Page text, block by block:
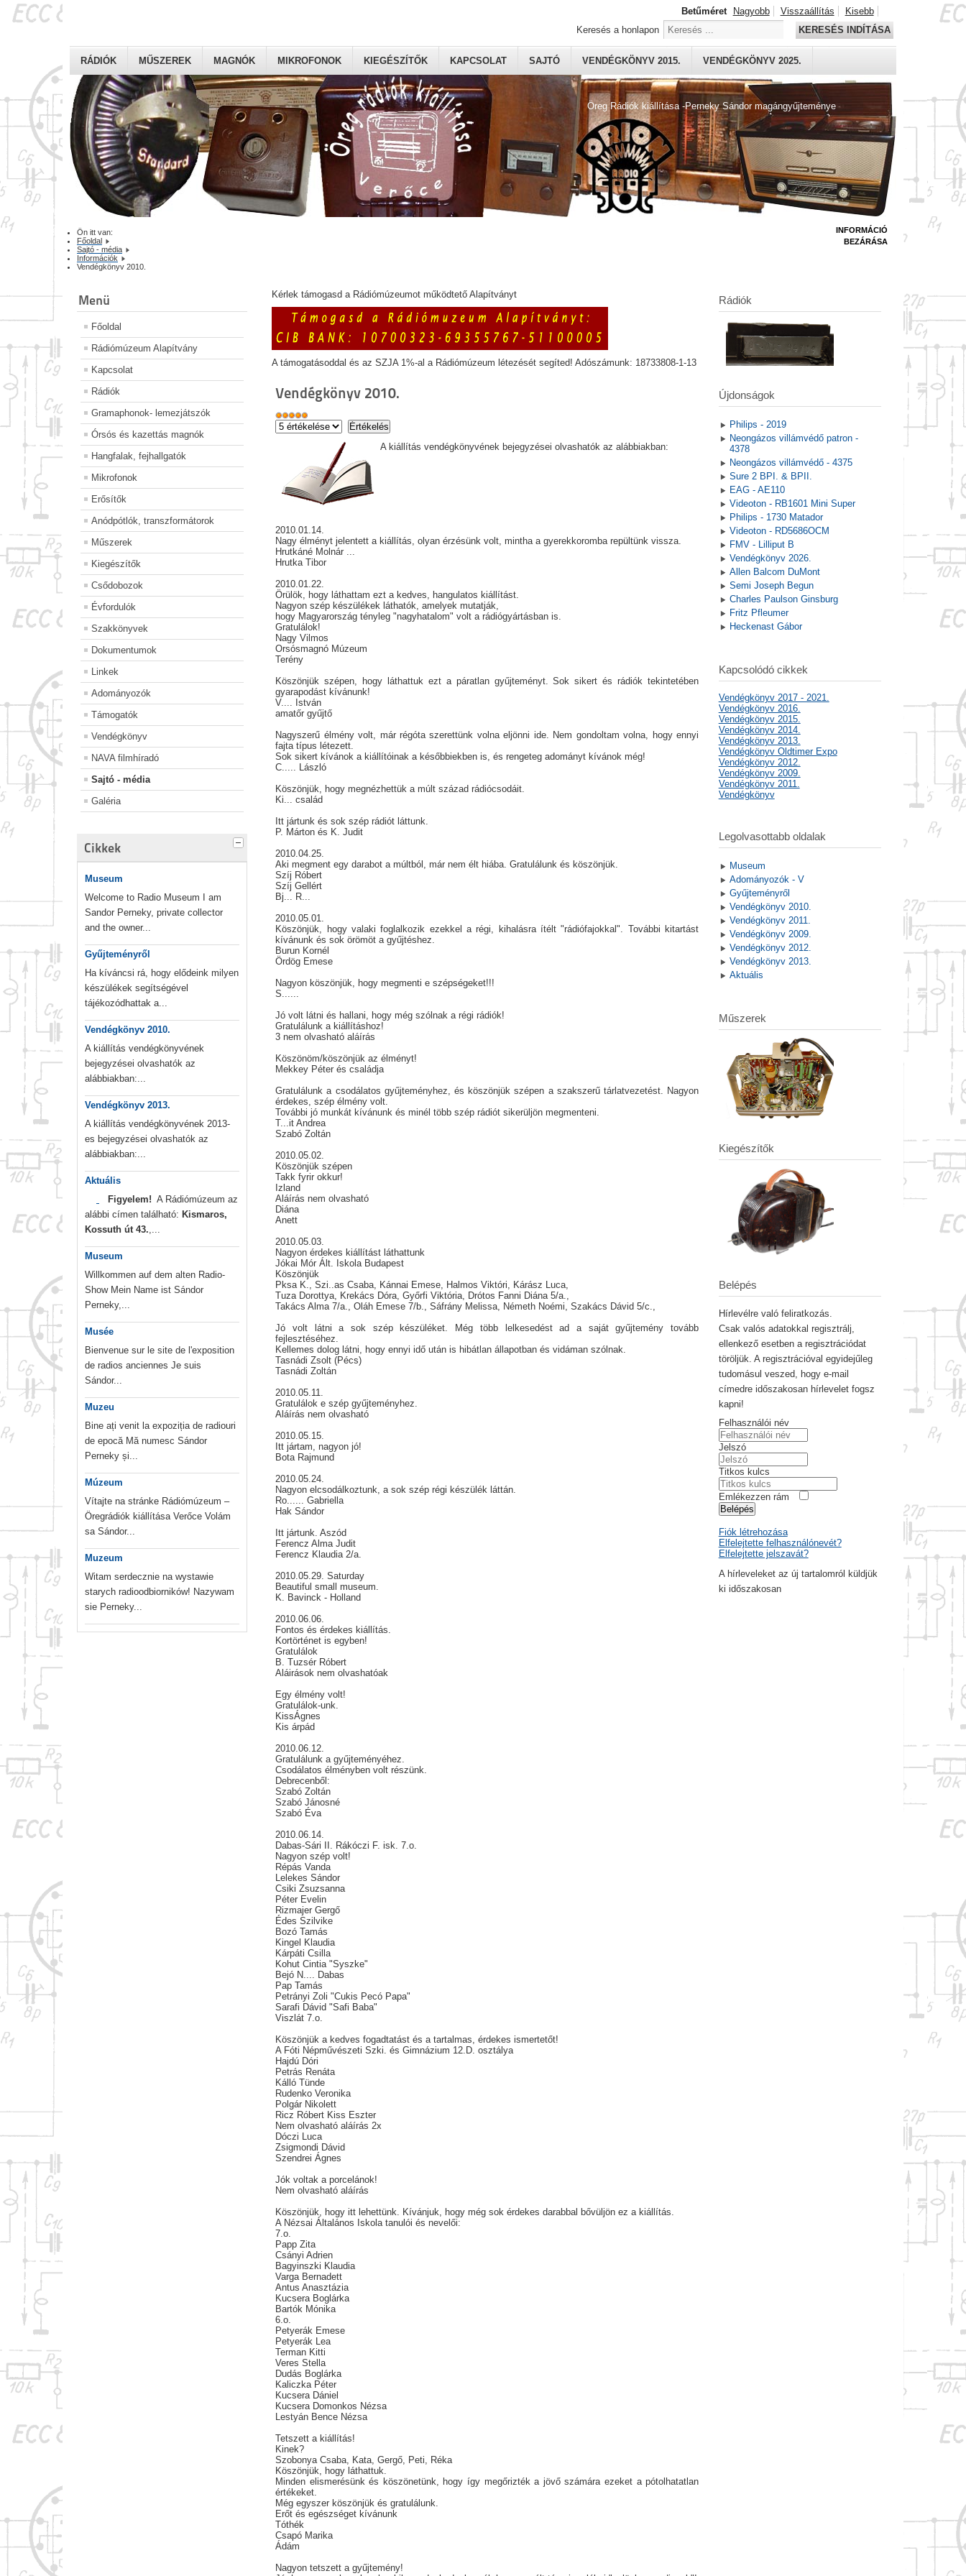
Öreg Rádiók kiállítása -Perneky Sándor magángyűjteménye
RÁDIÓK MŰSZEREK MAGNÓK MIKROFONOK KIEGÉSZÍTŐK KAPCSOLAT SAJTÓ VENDÉGKÖNYV 2015. VENDÉGKÖNYV 2025.
Betűméret Nagyobb Visszaállítás
Kisebb
Keresés a honlapon
KERESÉS INDÍTÁSA
Ön itt van:
Főoldal
Sajtó - média
Információk
Vendégkönyv 2010.
Menü
Főoldal
Rádiómúzeum Alapítvány
Kapcsolat
Rádiók
Gramaphonok- lemezjátszók
Órsós és kazettás magnók
Hangfalak, fejhallgatók
Mikrofonok
Erősítők
Anódpótlók, transzformátorok
Műszerek
Kiegészítők
Csődobozok
Évfordulók
Szakkönyvek
Dokumentumok
Linkek
Adományozók
Támogatók
Vendégkönyv
NAVA filmhíradó
Sajtó - média
Galéria
Cikkek
Museum
Welcome to Radio Museum I am
Sandor Perneky, private collector
and the owner...
Gyűjteményről
Ha kíváncsi rá, hogy elődeink milyen
készülékek segítségével
tájékozódhattak a...
Vendégkönyv 2010.
A kiállítás vendégkönyvének
bejegyzései olvashatók az
alábbiakban:...
Vendégkönyv 2013.
A kiállítás vendégkönyvének 2013-
es bejegyzései olvashatók az
alábbiakban:...
Aktuális
Figyelem! A Rádiómúzeum az
alábbi címen található: Kismaros,
Kossuth út 43.,...
Museum
Willkommen auf dem alten Radio-
Show Mein Name ist Sándor
Perneky,...
Musée
Bienvenue sur le site de l'exposition
de radios anciennes Je suis
Sándor...
Muzeu
Bine ați venit la expoziția de radiouri
de epocă Mă numesc Sándor
Perneky și...
Múzeum
Vítajte na stránke Rádiómúzeum –
Öregrádiók kiállítása Verőce Volám
sa Sándor...
Muzeum
Witam serdecznie na wystawie
starych radioodbiorników! Nazywam
sie Perneky...
Kérlek támogasd a Rádiómúzeumot működtető Alapítványt
A támogatásoddal és az SZJA 1%-al a Rádiómúzeum létezését segíted! Adószámunk: 18733808-1-13
Vendégkönyv 2010.
A kiállítás vendégkönyvének bejegyzései olvashatók az alábbiakban:
2010.01.14.
Nagy élményt jelentett a kiállítás, olyan érzésünk volt, mintha a gyerekkoromba repültünk vissza.
Hrutkáné Molnár ...
Hrutka Tibor
2010.01.22.
Örülök, hogy láthattam ezt a kedves, hangulatos kiállítást.
Nagyon szép készülékek láthatók, amelyek mutatják,
hogy Magyarország tényleg "nagyhatalom" volt a rádiógyártásban is.
Gratulálok!
Nagy Vilmos
Orsósmagnó Múzeum
Terény
Köszönjük szépen, hogy láthattuk ezt a páratlan gyűjteményt. Sok sikert és rádiók tekintetében
gyarapodást kívánunk!
V.... István
amatőr gyűjtő
Nagyszerű élmény volt, már régóta szerettünk volna eljönni ide. Nem gondoltam volna, hogy ennyi
fajta típus létezett.
Sok sikert kívánok a kiállítóinak a későbbiekben is, és rengeteg adományt kívánok még!
C..... László
Köszönjük, hogy megnézhettük a múlt század rádiócsodáit.
Ki... család
Itt jártunk és sok szép rádiót láttunk.
P. Márton és K. Judit
2010.04.25.
Aki megment egy darabot a múltból, már nem élt hiába. Gratulálunk és köszönjük.
Szíj Róbert
Szíj Gellért
Bj... R...
2010.05.01.
Köszönjük, hogy valaki foglalkozik ezekkel a régi, kihalásra ítélt "rádiófajokkal". További kitartást
kívánunk és sok örömöt a gyűjtéshez.
Burun Kornél
Ördög Emese
Nagyon köszönjük, hogy megmenti e szépségeket!!!
S......
Jó volt látni és hallani, hogy még szólnak a régi rádiók!
Gratulálunk a kiállításhoz!
3 nem olvasható aláírás
Köszönöm/köszönjük az élményt!
Mekkey Péter és családja
Gratulálunk a csodálatos gyűjteményhez, és köszönjük szépen a szakszerű tárlatvezetést. Nagyon
érdekes, szép élmény volt.
További jó munkát kívánunk és minél több szép rádiót sikerüljön megmenteni.
T...it Andrea
Szabó Zoltán
2010.05.02.
Köszönjük szépen
Takk fyrir okkur!
Izland
Aláírás nem olvasható
Diána
Anett
2010.05.03.
Nagyon érdekes kiállítást láthattunk
Jókai Mór Ált. Iskola Budapest
Köszönjük
Pksa K., Szi..as Csaba, Kánnai Emese, Halmos Viktóri, Kárász Luca,
Tuza Dorottya, Krekács Dóra, Győrfi Viktória, Drótos Fanni Diána 5/a.,
Takács Alma 7/a., Oláh Emese 7/b., Sáfrány Melissa, Németh Noémi, Szakács Dávid 5/c.,
Jó volt látni a sok szép készüléket. Még több lelkesedést ad a saját gyűjtemény tovább
fejlesztéséhez.
Kellemes dolog látni, hogy ennyi idő után is hibátlan állapotban és vidáman szólnak.
Tasnádi Zsolt (Pécs)
Tasnádi Zoltán
2010.05.11.
Gratulálok e szép gyűjteményhez.
Aláírás nem olvasható
2010.05.15.
Itt jártam, nagyon jó!
Bota Rajmund
2010.05.24.
Nagyon elcsodálkoztunk, a sok szép régi készülék láttán.
Ro...... Gabriella
Hak Sándor
Itt jártunk. Aszód
Ferencz Alma Judit
Ferencz Klaudia 2/a.
2010.05.29. Saturday
Beautiful small museum.
K. Bavinck - Holland
2010.06.06.
Fontos és érdekes kiállítás.
Kortörténet is egyben!
Gratulálok
B. Tuzsér Róbert
Aláirások nem olvashatóak
Egy élmény volt!
Gratulálok-unk.
KissÁgnes
Kis árpád
2010.06.12.
Gratulálunk a gyűjteményéhez.
Csodálatos élményben volt részünk.
Debrecenből:
Szabó Zoltán
Szabó Jánosné
Szabó Éva
2010.06.14.
Dabas-Sári II. Rákóczi F. isk. 7.o.
Nagyon szép volt!
Répás Vanda
Lelekes Sándor
Csiki Zsuzsanna
Péter Evelin
Rizmajer Gergő
Édes Szilvike
Bozó Tamás
Kingel Klaudia
Kárpáti Csilla
Kohut Cintia "Syszke"
Bejó N.... Dabas
Pap Tamás
Petrányi Zoli "Cukis Pecó Papa"
Sarafi Dávid "Safi Baba"
Viszlát 7.o.
Köszönjük a kedves fogadtatást és a tartalmas, érdekes ismertetőt!
A Fóti Népművészeti Szki. és Gimnázium 12.D. osztálya
Hajdú Dóri
Petrás Renáta
Kálló Tünde
Rudenko Veronika
Polgár Nikolett
Ricz Róbert Kiss Eszter
Nem olvasható aláírás 2x
Dóczi Luca
Zsigmondi Dávid
Szendrei Ágnes
Jók voltak a porcelánok!
Nem olvasható aláírás
Köszönjük, hogy itt lehettünk. Kívánjuk, hogy még sok érdekes darabbal bővüljön ez a kiállítás.
A Nézsai Általános Iskola tanulói és nevelői:
7.o.
Papp Zita
Csányi Adrien
Bagyinszki Klaudia
Varga Bernadett
Antus Anasztázia
Kucsera Boglárka
Bartók Mónika
6.o.
Petyerák Emese
Petyerák Lea
Terman Kitti
Veres Stella
Dudás Boglárka
Kaliczka Péter
Kucsera Dániel
Kucsera Domonkos Nézsa
Lestyán Bence Nézsa
Tetszett a kiállítás!
Kinek?
Szobonya Csaba, Kata, Gergő, Peti, Réka
Köszönjük, hogy láthattuk.
Minden elismerésünk és köszönetünk, hogy így megőrizték a jövő számára ezeket a pótolhatatlan
értékeket.
Még egyszer köszönjük és gratulálunk.
Erőt és egészséget kívánunk
Tóthék
Csapó Marika
Ádám
Nagyon tetszett a gyűjtemény!
INFORMÁCIÓ
BEZÁRÁSA
Rádiók
Újdonságok
Philips - 2019
Neongázos villámvédő patron -
4378
Neongázos villámvédő - 4375
Sure 2 BPI. & BPII.
EAG - AE110
Videoton - RB1601 Mini Super
Philips - 1730 Matador
Videoton - RD5686OCM
FMV - Lilliput B
Vendégkönyv 2026.
Allen Balcom DuMont
Semi Joseph Begun
Charles Paulson Ginsburg
Fritz Pfleumer
Heckenast Gábor
Kapcsolódó cikkek
Vendégkönyv 2017 - 2021.
Vendégkönyv 2016.
Vendégkönyv 2015.
Vendégkönyv 2014.
Vendégkönyv 2013.
Vendégkönyv Oldtimer Expo
Vendégkönyv 2012.
Vendégkönyv 2009.
Vendégkönyv 2011.
Vendégkönyv
Legolvasottabb oldalak
Museum
Adományozók - V
Gyűjteményről
Vendégkönyv 2010.
Vendégkönyv 2011.
Vendégkönyv 2009.
Vendégkönyv 2012.
Vendégkönyv 2013.
Aktuális
Műszerek
Kiegészítők
Belépés
Hírlevélre való feliratkozás.
Csak valós adatokkal regisztrálj,
ellenkező esetben a regisztrációdat
töröljük. A regisztrációval egyidejűleg
tudomásul veszed, hogy e-mail
címedre időszakosan hírlevelet fogsz
kapni!
Felhasználói név
Jelszó
Titkos kulcs
Emlékezzen rám
Belépés
Fiók létrehozása
Elfelejtette felhasználónevét?
Elfelejtette jelszavát?
A hírleveleket az új tartalomról küldjük
ki időszakosan